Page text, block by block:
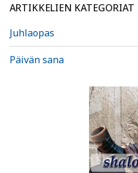
ARTIKKELIEN KATEGORIAT
Juhlaopas
Päivän sana